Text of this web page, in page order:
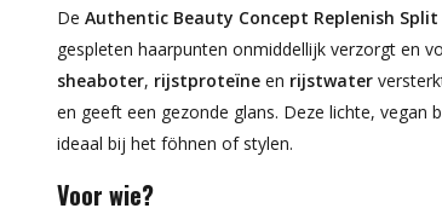
De Authentic Beauty Concept Replenish Split
gespleten haarpunten onmiddellijk verzorgt en
sheaboter, rijstproteïne en rijstwater
en geeft een gezonde glans. Deze lichte, vegan
ideaal bij het föhnen of stylen.
Voor wie?